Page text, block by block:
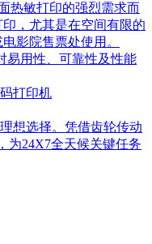
热敏打印的强烈需求而
，尤其是在空间有限的
影院售票处使用。
易用性、可靠性及性能
码打印机
想选择。凭借齿轮传动
为24X7全天候关键任务